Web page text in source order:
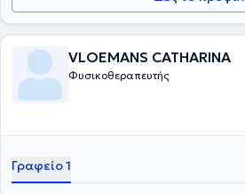
VLΟEΜΑΝS CATHARINA
Φυσικοθεραπευτής
Γραφείο 1